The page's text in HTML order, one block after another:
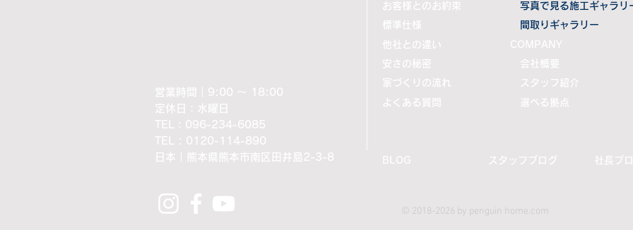
営業時間｜9:00 ～ 18:00
定休日：水曜日
​TEL：096-234-6085
TEL : 0120-114-890
​日本｜熊本県熊本市南区田井島2-3-8
お客様とのお約束
標準仕様
他社との違い
安さの秘密
家づくりの流れ
よくある質問
写真で見る施工ギャラリ
間取りギャラリー
COMPANY
会社概要
スタッフ紹介
選べる拠点
BLOG スタッフブログ 社長ブ
© 2018-2026 by penguin home.com